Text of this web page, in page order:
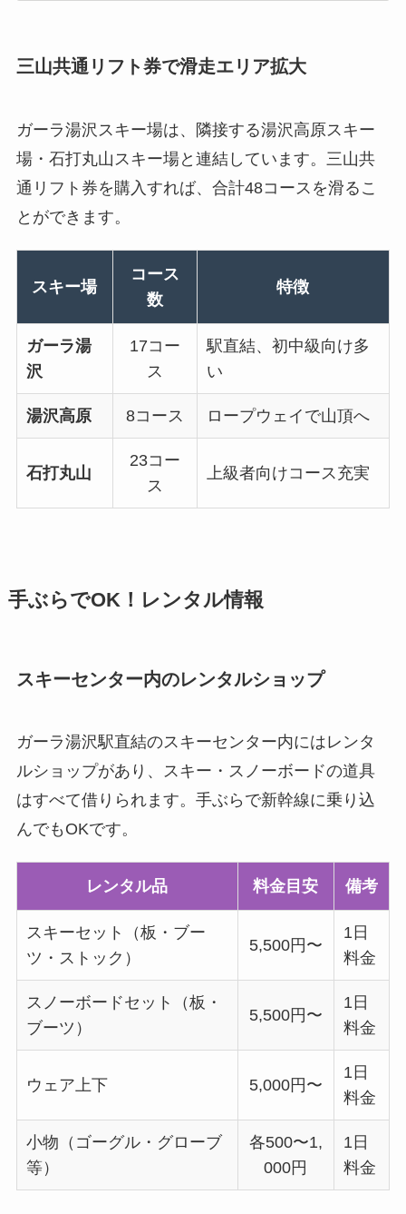
三山共通リフト券で滑走エリア拡大
ガーラ湯沢スキー場は、隣接する湯沢高原スキー
場・石打丸山スキー場と連結しています。三山共
通リフト券を購入すれば、合計48コースを滑るこ
とができます。
スキー場
コース
数
特徴
ガーラ湯
沢
17コー
ス
駅直結、初中級向け多
い
湯沢高原 8コース ロープウェイで山頂へ
石打丸山
23コー
ス
上級者向けコース充実
手ぶらでOK！レンタル情報
スキーセンター内のレンタルショップ
ガーラ湯沢駅直結のスキーセンター内にはレンタ
ルショップがあり、スキー・スノーボードの道具
はすべて借りられます。手ぶらで新幹線に乗り込
んでもOKです。
レンタル品 料金目安 備考
スキーセット（板・ブー
ツ・ストック）
5,500円〜
1日
料金
スノーボードセット（板・
ブーツ）
5,500円〜
1日
料金
ウェア上下 5,000円〜
1日
料金
小物（ゴーグル・グローブ
等）
各500〜1,
000円
1日
料金